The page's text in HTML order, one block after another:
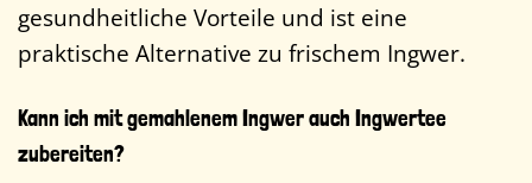
gesundheitliche Vorteile und ist eine
praktische Alternative zu frischem Ingwer.
Kann ich mit gemahlenem Ingwer auch Ingwertee
zubereiten?